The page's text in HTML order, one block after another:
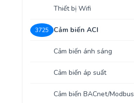
Thiết bị Wifi
3725 Cảm biến ACI
Cảm biến ánh sáng
Cảm biến áp suất
Cảm biến BACnet/Modbus